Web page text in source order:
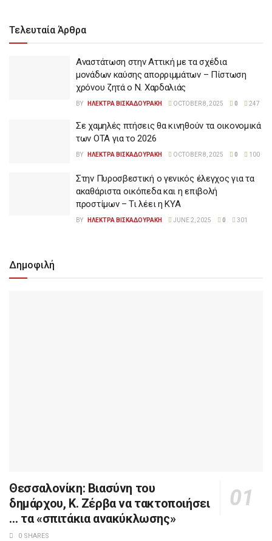
Τελευταία Άρθρα
Αναστάτωση στην Αττική με τα σχέδια
μονάδων καύσης απορριμμάτων – Πίστωση
χρόνου ζητά ο Ν. Χαρδαλιάς
BY ΗΛΕΚΤΡΑ ΒΙΣΚΑΔΟΥΡΑΚΗ OCTOBER 8, 2025 0 247
Σε χαμηλές πτήσεις θα κινηθούν τα οικονομικά
των ΟΤΑ για το 2026
BY ΗΛΕΚΤΡΑ ΒΙΣΚΑΔΟΥΡΑΚΗ OCTOBER 8, 2025 0 100
Στην Πυροσβεστική ο γενικός έλεγχος για τα
ακαθάριστα οικόπεδα και η επιβολή
προστίμων – Τι λέει η ΚΥΑ
BY ΗΛΕΚΤΡΑ ΒΙΣΚΑΔΟΥΡΑΚΗ JUNE 2, 2025 0 301
Δημοφιλή
Θεσσαλονίκη: Βιασύνη του
δημάρχου, Κ. Ζέρβα να τακτοποιήσει
… τα «σπιτάκια ανακύκλωσης»
0 SHARES